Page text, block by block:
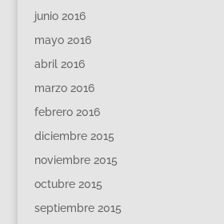
junio 2016
mayo 2016
abril 2016
marzo 2016
febrero 2016
diciembre 2015
noviembre 2015
octubre 2015
septiembre 2015